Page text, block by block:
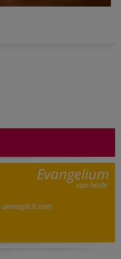
Evangelium
von heute
sein